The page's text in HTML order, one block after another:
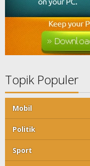
Topik Populer
Mobil
Politik
Sport